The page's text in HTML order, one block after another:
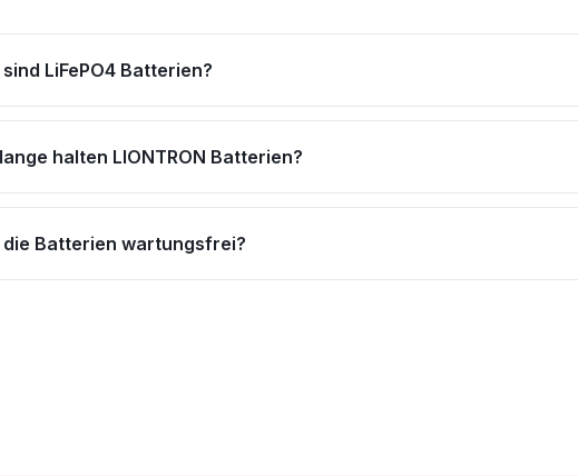
LiFePO4 Batterien?
halten LIONTRON Batterien?
die Batterien wartungsfrei?